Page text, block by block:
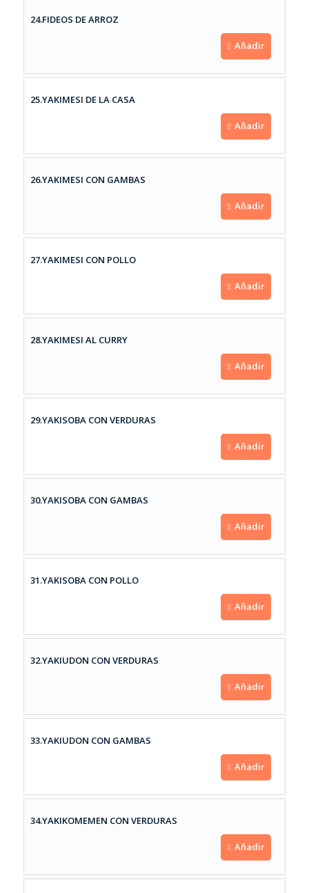
24.FIDEOS DE ARROZ
Añadir
25.YAKIMESI DE LA CASA
Añadir
26.YAKIMESI CON GAMBAS
Añadir
27.YAKIMESI CON POLLO
Añadir
28.YAKIMESI AL CURRY
Añadir
29.YAKISOBA CON VERDURAS
Añadir
30.YAKISOBA CON GAMBAS
Añadir
31.YAKISOBA CON POLLO
Añadir
32.YAKIUDON CON VERDURAS
Añadir
33.YAKIUDON CON GAMBAS
Añadir
34.YAKIKOMEMEN CON VERDURAS
Añadir